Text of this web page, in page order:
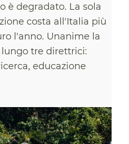
è degradato. La sola
costa all'Italia più
l'anno. Unanime la
tre direttrici:
educazione